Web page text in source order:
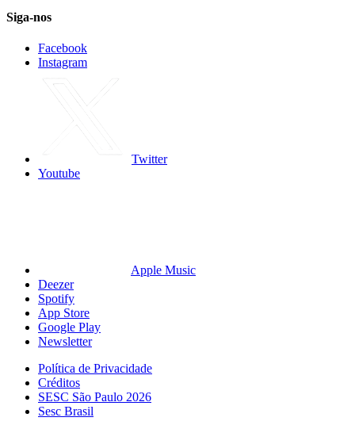
Siga-nos
Facebook
Instagram
Twitter
Youtube
Apple Music
Deezer
Spotify
App Store
Google Play
Newsletter
Política de Privacidade
Créditos
SESC São Paulo 2026
Sesc Brasil